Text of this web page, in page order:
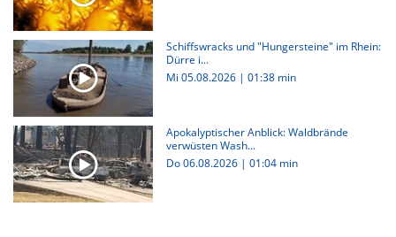
Schiffswracks und "Hungersteine" im Rhein:
Dürre i...
Mi 05.08.2026 | 01:38 min
Apokalyptischer Anblick: Waldbrände
verwüsten Wash...
Do 06.08.2026 | 01:04 min